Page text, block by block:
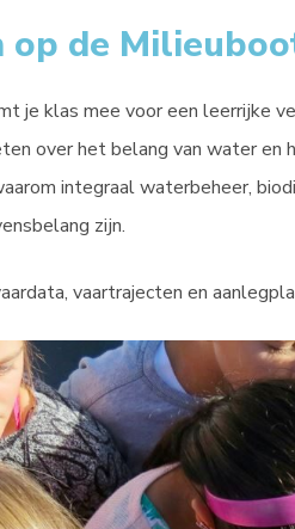
op de
je klas mee voor een leerrijke
over het belang van water en
integraal waterbeheer,
zijn.
vaartrajecten en